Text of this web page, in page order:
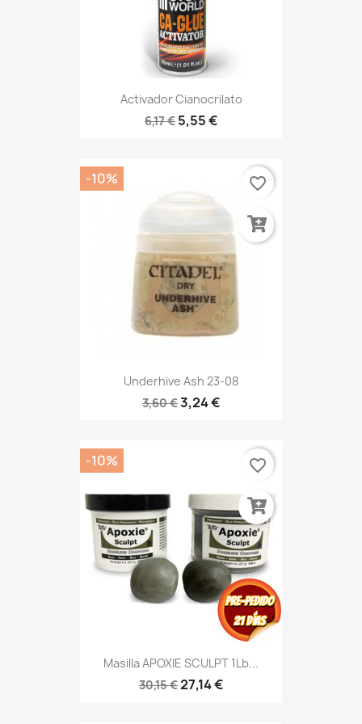
Activador Cianocrilato
6,17 € 5,55 €
Underhive Ash 23-08
3,60 €3,24 €
-10% favorite_border
Masilla APOXIE SCULPT 1Lb...
30,15 €27,14 €
-10% favorite_border